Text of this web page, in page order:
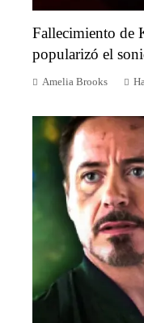
Fallecimiento de
popularizó el
Amelia Brooks